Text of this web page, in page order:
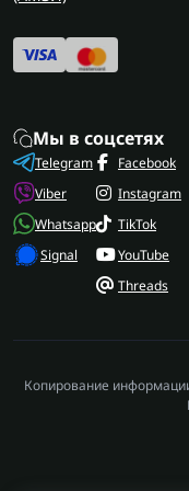
Мы в соцсетях
Telegram
Viber
Whatsapp
Signal
Facebook
Instagram
TikTok
YouTube
Threads
Копирование